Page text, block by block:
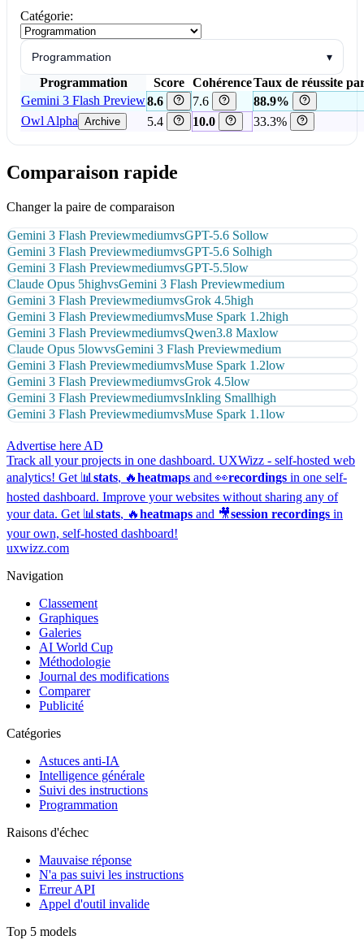
Catégorie:
Programmation ▾
Programmation Score CohérenceTaux de réussite
Gemini 3 Flash Preview8.6 7.6
88.9%
Owl Alpha Archive 5.4 10.0 33.3%
Comparaison rapide
Changer la paire de comparaison
Gemini 3 Flash PreviewmediumvsGPT-5.6 Sollow
Gemini 3 Flash PreviewmediumvsGPT-5.6 Solhigh
Gemini 3 Flash PreviewmediumvsGPT-5.5low
Claude Opus 5highvsGemini 3 Flash Previewmedium
Gemini 3 Flash PreviewmediumvsGrok 4.5high
Gemini 3 Flash PreviewmediumvsMuse Spark 1.2high
Gemini 3 Flash PreviewmediumvsQwen3.8 Maxlow
Claude Opus 5lowvsGemini 3 Flash Previewmedium
Gemini 3 Flash PreviewmediumvsMuse Spark 1.2low
Gemini 3 Flash PreviewmediumvsGrok 4.5low
Gemini 3 Flash PreviewmediumvsInkling Smallhigh
Gemini 3 Flash PreviewmediumvsMuse Spark 1.1low
Advertise here AD
Track all your projects in one dashboard. UXWizz - self-hosted web
analytics! Get 📊 stats, 🔥heatmaps and 👀recordings in one self-
hosted dashboard. Improve your websites without sharing any of
your data. Get 📊 stats, 🔥heatmaps and 🎥session recordings in
your own, self-hosted dashboard!
uxwizz.com
Navigation
Classement
Graphiques
Galeries
AI World Cup
Méthodologie
Journal des modifications
Comparer
Publicité
Catégories
Astuces anti-IA
Intelligence générale
Suivi des instructions
Programmation
Raisons d'échec
Mauvaise réponse
N'a pas suivi les instructions
Erreur API
Appel d'outil invalide
Top 5 models